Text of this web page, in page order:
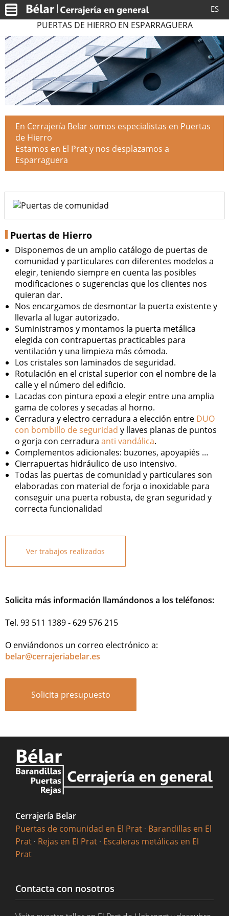
ES
PUERTAS DE HIERRO EN ESPARRAGUERA
En Cerrajería Belar somos especialistas en Puertas
de Hierro
Estamos en El Prat y nos desplazamos a
Esparraguera
Puertas de Hierro
Disponemos de un amplio catálogo de puertas de
comunidad y particulares con diferentes modelos a
elegir, teniendo siempre en cuenta las posibles
modificaciones o sugerencias que los clientes nos
quieran dar.
Nos encargamos de desmontar la puerta existente y
llevarla al lugar autorizado.
Suministramos y montamos la puerta metálica
elegida con contrapuertas practicables para
ventilación y una limpieza más cómoda.
Los cristales son laminados de seguridad.
Rotulación en el cristal superior con el nombre de la
calle y el número del edificio.
Lacadas con pintura epoxi a elegir entre una amplia
gama de colores y secadas al horno.
Cerradura y electro cerradura a elección entre DUO
con bombillo de seguridad y llaves planas de puntos
o gorja con cerradura anti vandálica.
Complementos adicionales: buzones, apoyapiés …
Cierrapuertas hidráulico de uso intensivo.
Todas las puertas de comunidad y particulares son
elaboradas con material de forja o inoxidable para
conseguir una puerta robusta, de gran seguridad y
correcta funcionalidad
Ver trabajos realizados
Solicita más información llamándonos a los teléfonos:
Tel. 93 511 1389 - 629 576 215
O enviándonos un correo electrónico a:
belar@cerrajeriabelar.es
Solicita presupuesto
Cerrajería Belar
Puertas de comunidad en El Prat · Barandillas en El
Prat · Rejas en El Prat · Escaleras metálicas en El
Prat
Contacta con nosotros